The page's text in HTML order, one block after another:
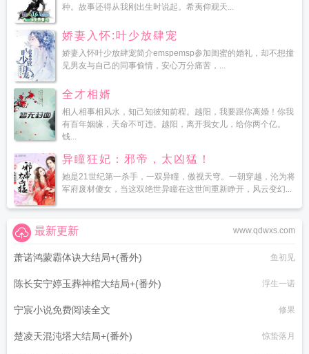
种。故事还得从我刚出生时说起。希夷仰观天...
娇妻入怀:叶少放肆宠
娇妻入怀叶少放肆宠简介emspemsp参加闺蜜的婚礼，却不想撞
见男友与自己的同事偷情，安心万分痛苦，...
全才相婿
相人相事相风水，知己知彼知前程。越阳，我要跟你离婚！你我
有百年姻缘，天命不可违。越阳，离开我女儿，给你两个亿。
钱...
异瞳狂妃：邪帝，太凶猛！
她是21世纪第一杀手，一双异瞳，傲视天穹。一朝穿越，沦为将
军府废材傻女，当这双绝世异瞳在这世间重新睁开，风云变幻...
www.qdwxs.com
最新更新
萧诺鸿蒙霸体诀大结局+(番外) 鱼初见
陈长安宁婷玉葬神棺大结局+(番外) 浮生一诺
宁宸小说免费阅读全文 修果
楚凌天混沌塔大结局+(番外) 惊蛰落月